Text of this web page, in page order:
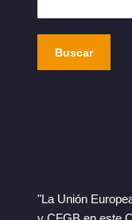
Buscar
"La Unión